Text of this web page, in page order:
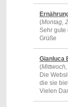
(Montag,
Sehr gute
Grüße
Gianluca
(
Die
die sie
Vielen